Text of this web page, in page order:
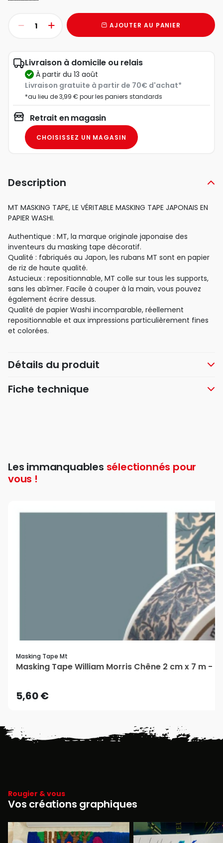
AJOUTER AU PANIER
Livraison à domicile ou relais
à partir du 13 août
Livraison gratuite à partir de 70€ d'achat*
*au lieu de 3,99 € pour les paniers standards
Retrait en magasin
CHOISISSEZ UN MAGASIN
Description
MT MASKING TAPE, LE VÉRITABLE MASKING TAPE JAPONAIS EN
PAPIER WASHI.
Authentique : MT, la marque originale japonaise des
inventeurs du masking tape décoratif.
Qualité : fabriqués au Japon, les rubans MT sont en papier
de riz de haute qualité.
Astucieux : repositionnable, MT colle sur tous les supports,
sans les abîmer. Facile à couper à la main, vous pouvez
également écrire dessus.
Qualité de papier Washi incomparable, réellement
repositionnable et aux impressions particulièrement fines
et colorées.
Détails du produit
Fiche technique
Les immanquables sélectionnés pour
vous !
Masking Tape Mt
Masking Tape William Morris Chêne 2 cm x 7 m -
5,60 €
Rougier & vous
Vos créations graphiques